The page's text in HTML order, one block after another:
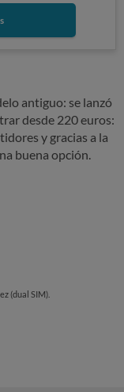
antiguo: se lanzó
desde 220 euros:
y gracias a la
buena opción.
(dual SIM).